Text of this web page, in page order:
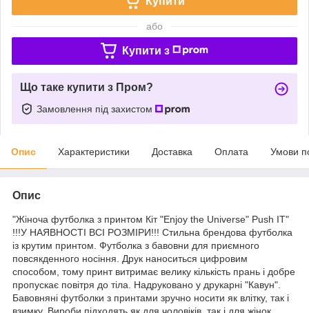
або
Купити з
Що таке купити з Пром?
Замовлення під захистом
Опис Характеристики Доставка Оплата Умови
Опис
"Жіноча футболка з принтом Кіт "Enjoy the Universe" Push IT"
!!!У НАЯВНОСТІ ВСІ РОЗМІРИ!!! Стильна брендова футболка
із крутим принтом. Футболка з бавовни для приємного
повсякденного носіння. Друк наноситься цифровим
способом, тому принт витримає велику кількість прань і добре
пропускає повітря до тіла. Надруковано у друкарні "Кавун".
Бавовняні футболки з принтами зручно носити як влітку, так і
взимку. Вироби підходять як для чоловіків, так і для жінок.